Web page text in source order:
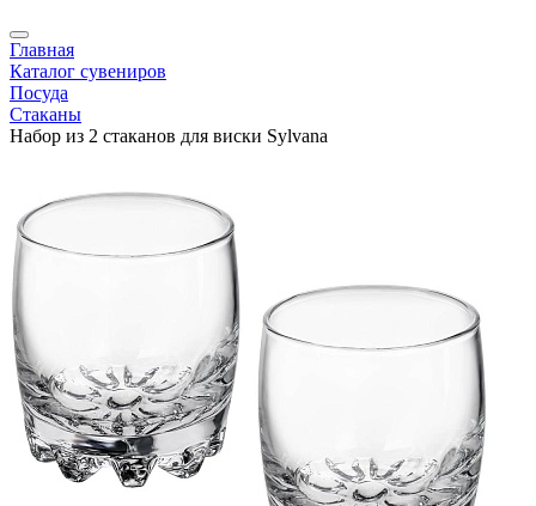
Главная
Каталог сувениров
Посуда
Стаканы
Набор из 2 стаканов для виски Sylvana